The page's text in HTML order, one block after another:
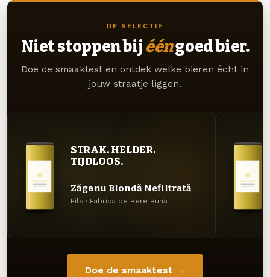
DE SELECTIE
Niet stoppen bij ééngoed bier.
Doe de smaaktest en ontdek welke bieren écht in
jouw straatje liggen.
STRAK. HELDER.
TIJDLOOS.
Zăganu Blondă Nefiltrată
Pils · Fabrica de Bere Bună
Doe de smaaktest →